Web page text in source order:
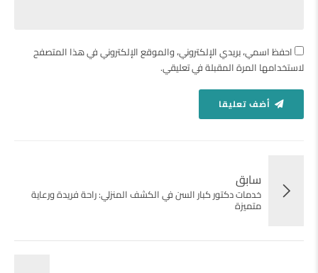
احفظ اسمي، بريدي الإلكتروني، والموقع الإلكتروني في هذا المتصفح
لاستخدامها المرة المقبلة في تعليقي.
أضف تعليقا
سابق
خدمات دكتور كبار السن في الكشف المنزلي: راحة فريدة ورعاية
متميزة